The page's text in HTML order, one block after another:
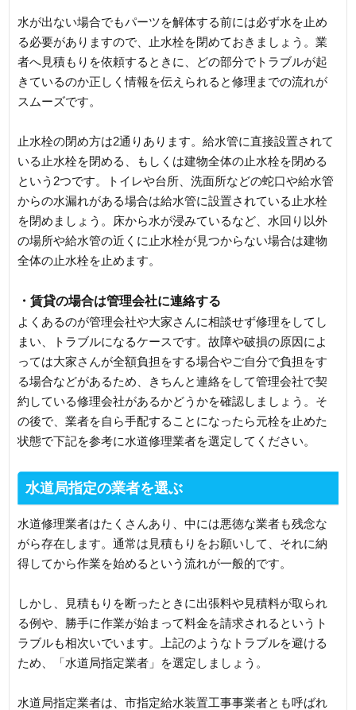
水が出ない場合でもパーツを解体する前には必ず水を止め
る必要がありますので、止水栓を閉めておきましょう。業
者へ見積もりを依頼するときに、どの部分でトラブルが起
きているのか正しく情報を伝えられると修理までの流れが
スムーズです。
止水栓の閉め方は2通りあります。給水管に直接設置されて
いる止水栓を閉める、もしくは建物全体の止水栓を閉める
という2つです。トイレや台所、洗面所などの蛇口や給水管
からの水漏れがある場合は給水管に設置されている止水栓
を閉めましょう。床から水が浸みているなど、水回り以外
の場所や給水管の近くに止水栓が見つからない場合は建物
全体の止水栓を止めます。
・賃貸の場合は管理会社に連絡する
よくあるのが管理会社や大家さんに相談せず修理をしてし
まい、トラブルになるケースです。故障や破損の原因によ
っては大家さんが全額負担をする場合やご自分で負担をす
る場合などがあるため、きちんと連絡をして管理会社で契
約している修理会社があるかどうかを確認しましょう。そ
の後で、業者を自ら手配することになったら元栓を止めた
状態で下記を参考に水道修理業者を選定してください。
水道局指定の業者を選ぶ
水道修理業者はたくさんあり、中には悪徳な業者も残念な
がら存在します。通常は見積もりをお願いして、それに納
得してから作業を始めるという流れが一般的です。
しかし、見積もりを断ったときに出張料や見積料が取られ
る例や、勝手に作業が始まって料金を請求されるというト
ラブルも相次いでいます。上記のようなトラブルを避ける
ため、「水道局指定業者」を選定しましょう。
水道局指定業者は、市指定給水装置工事事業者とも呼ばれ